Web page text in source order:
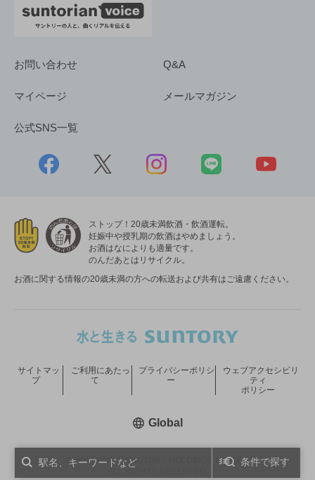
条件で探す
お問い合わせ Q&A
マイページ メールマガジン
公式SNS一覧
ストップ！20歳未満飲酒・飲酒運転。
妊娠中や授乳期の飲酒はやめましょう。
お酒はなによりも適量です。
のんだあとはリサイクル。
お酒に関する情報の20歳未満の方への転送および共有はご遠慮ください。
COPYRIGHT © SUNTORY HOLDINGS LIMITED.
サイトマッ
プ
ご利用にあたっ
て
プライバシーポリシ
ー
ウェブアクセシビリ
ティ
ポリシー
Global新しいウィンドウで開く